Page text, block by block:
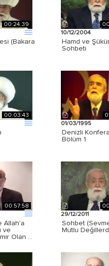
00:24:39
(Bakara
10/12/2004
Hamd ve
Sohbeti
00:03:43
01/03/1995
Denizli
Bölüm 1
00:57:58
Allah'a
ve
Olan …
29/12/2011
Sohbet
Mutlu